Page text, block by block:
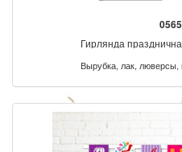
Гирлянда
Вырубка, лак, люверсы,